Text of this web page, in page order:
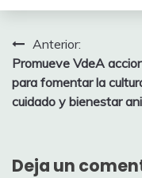
Navegación
de
entradas
Anterior:
Promueve VdeA
para fomentar la
cuidado y bienestar
Deja un